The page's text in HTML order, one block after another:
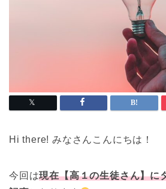
Hi there! みなさんこんにちは！
今回は現在【高１の生徒さん】に